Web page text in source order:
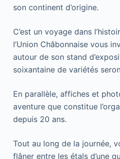
son continent d’origine.
C’est un voyage dans
l’Union Châbonnaise vous
autour de son stand
soixantaine de variétés
En parallèle, affiches et
aventure que constitue
depuis 20 ans.
Tout au long de la journée,
flâner entre les étals d’une